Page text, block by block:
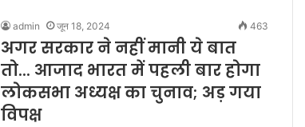
admin जून 18, 2024 463
अगर सरकार ने नहीं मानी ये बात
तो... आजाद भारत में पहली बार होगा
लोकसभा अध्यक्ष का चुनाव; अड़ गया
विपक्ष